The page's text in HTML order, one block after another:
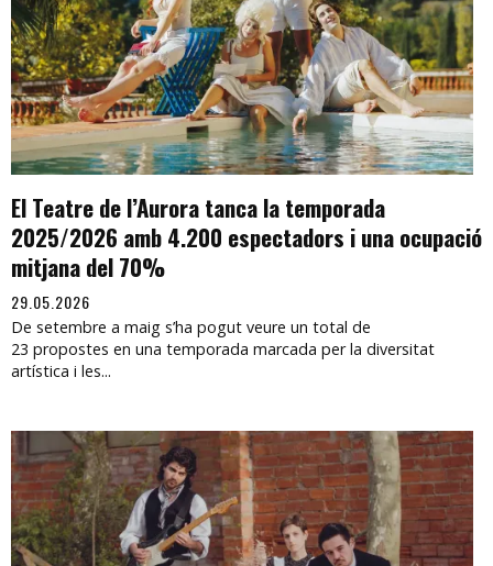
El Teatre de l’Aurora tanca la temporada
2025/2026 amb 4.200 espectadors i una ocupació
mitjana del 70%
29.05.2026
De setembre a maig s’ha pogut veure un total de
23 propostes en una temporada marcada per la diversitat
artística i les...